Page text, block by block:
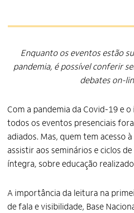
Enquanto os eventos estão
pandemia, é possível conferir
debates on-
Com a pandemia da Covid-19 e
todos os eventos presenciais
adiados. Mas, quem tem acesso
assistir aos seminários e ciclos
íntegra, sobre educação
A importância da leitura na
de fala e visibilidade, Base